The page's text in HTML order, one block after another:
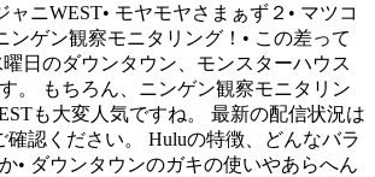
ャニWEST• モヤモヤさまぁず２• マツコ
ンゲン観察モニタリング！• この差って
日のダウンタウン、モンスターハウス
。 もちろん、ニンゲン観察モニタリン
も大変人気ですね。 最新の配信状況は
確認ください。 Huluの特徴、どんなバラ
• ダウンタウンのガキの使いやあらへん